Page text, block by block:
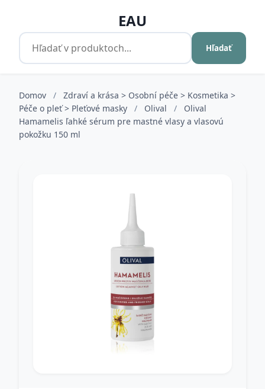
EAU
Hľadať
Domov /
Zdraví a krása > Osobní péče > Kosmetika >
Péče o pleť > Pleťové masky
/ Olival /
Olival
Hamamelis ľahké sérum pre mastné vlasy a vlasovú
pokožku 150 ml